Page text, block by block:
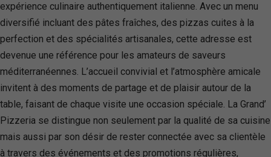
expérience culinaire authentiquement italienne. Avec un menu
diversifié incluant des pâtes fraîches, des pizzas cuites à la
perfection et des spécialités artisanales, cette adresse est
devenue une référence pour les amateurs de saveurs
méditerranéennes. L’accueil convivial et l’atmosphère amicale
invitent à des moments de partage et de plaisir autour de la
table, faisant de chaque visite une occasion spéciale. La Grand’
Pizzeria se distingue non seulement par la qualité de sa cuisine
mais aussi par son désir de rester connectée avec sa clientèle
à travers des événements et des promotions régulières,